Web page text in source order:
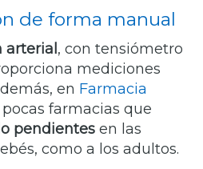
de forma manual
arterial , con tensiómetro
mediciones
en Farmacia
farmacias que
pendientes en las
como a los adultos.